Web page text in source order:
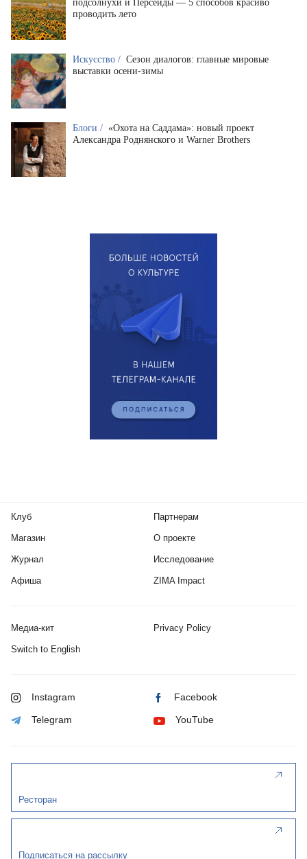
подсолнухи и Персеиды — 5 способов красиво
проводить лето
Искусство / Сезон диалогов: главные мировые
выставки осени-зимы
Блоги / «Охота на Саддама»: новый проект
Александра Роднянского и Warner Brothers
Клуб
Магазин
Журнал
Афиша
Партнерам
О проекте
Исследование
ZIMA Impact
Медиа-кит Privacy Policy
Switch to English
Instagram Facebook
Telegram YouTube
Ресторан
Подписаться на рассылку